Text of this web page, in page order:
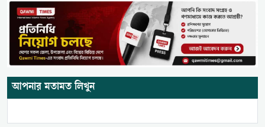
আপনার মতামত লিখুন